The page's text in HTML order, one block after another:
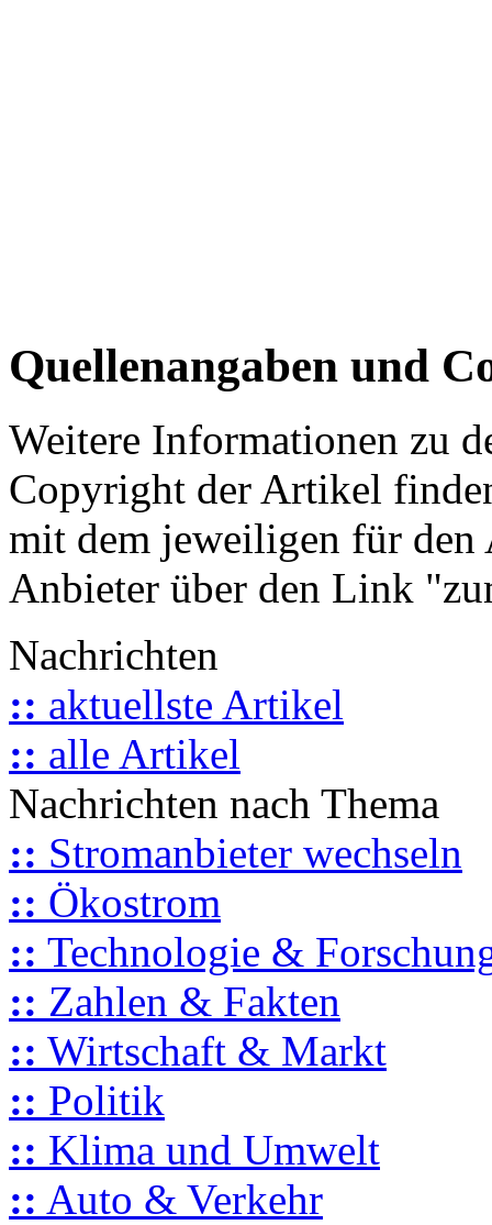
Quellenangaben und
Weitere Informationen zu
Copyright der Artikel
mit dem jeweiligen für
Anbieter über den Link
Nachrichten
:: aktuellste Artikel
:: alle Artikel
Nachrichten nach Thema
:: Stromanbieter wechseln
:: Ökostrom
:: Technologie &
:: Zahlen & Fakten
:: Wirtschaft & Markt
:: Politik
:: Klima und Umwelt
:: Auto & Verkehr